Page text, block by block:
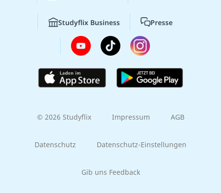
Studyflix Business Presse
© 2026 Studyflix Impressum AGB
Datenschutz Datenschutz-Einstellungen
Gib uns Feedback